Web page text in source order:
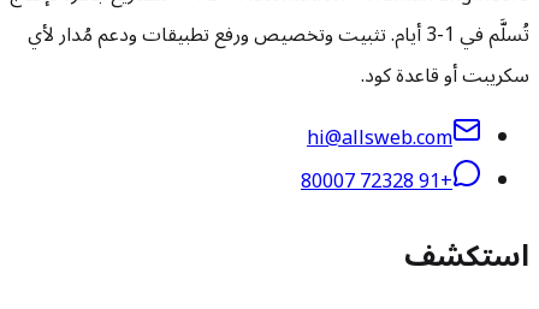
تُسلَّم في 1-3 أيام. تثبيت وتخصيص ورفع تطبيقات ودعم مُدار لأي
سكريبت أو قاعدة كود.
hi@allsweb.com
+91 72328 80007
استكشف